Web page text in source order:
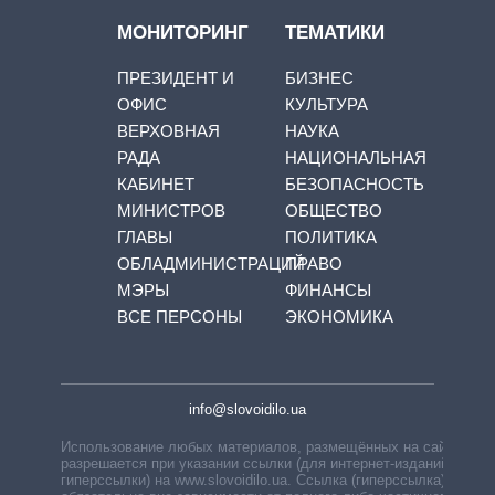
МОНИТОРИНГ
ПРЕЗИДЕНТ И
ОФИС
ВЕРХОВНАЯ
РАДА
КАБИНЕТ
МИНИСТРОВ
ГЛАВЫ
ОБЛАДМИНИСТРАЦИЙ
МЭРЫ
ВСЕ ПЕРСОНЫ
ТЕМАТИКИ
БИЗНЕС
КУЛЬТУРА
НАУКА
НАЦИОНАЛЬНАЯ
БЕЗОПАСНОСТЬ
ОБЩЕСТВО
ПОЛИТИКА
ПРАВО
ФИНАНСЫ
ЭКОНОМИКА
info@slovoidilo.ua
Использование любых материалов, размещённых на сайте,
разрешается при указании ссылки (для интернет-изданий —
гиперссылки) на www.slovoidilo.ua. Ссылка (гиперссылка)